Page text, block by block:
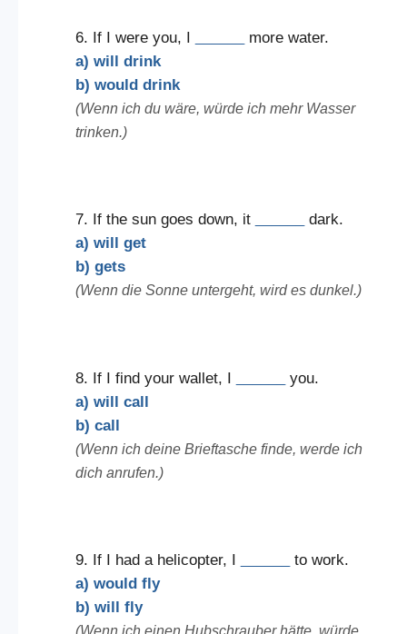
6. If I were you, I
more water.
a) will drink
b) would drink
(Wenn ich du wäre, würde ich mehr Wasser
trinken.)
7. If the sun goes down, it
dark.
a) will get
b) gets
(Wenn die Sonne untergeht, wird es dunkel.)
8. If I find your wallet, I
you.
a) will call
b) call
(Wenn ich deine Brieftasche finde, werde ich
dich anrufen.)
9. If I had a helicopter, I
to work.
a) would fly
b) will fly